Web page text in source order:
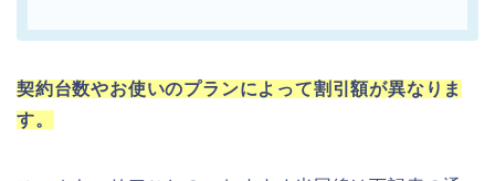
契約台数やお使いのプランによって割引額が異なりま
す。